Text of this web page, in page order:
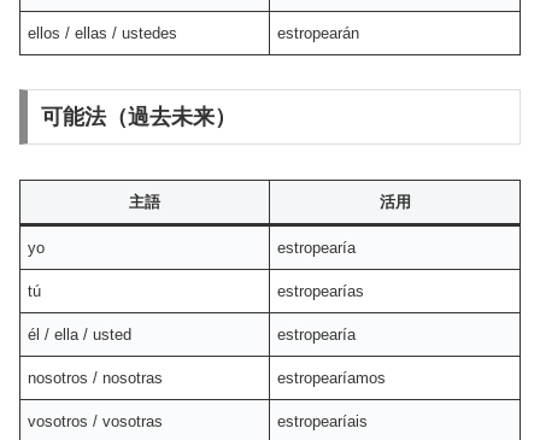
ellos / ellas / ustedes estropearán
可能法（過去未来）
主語 活用
yo estropearía
tú estropearías
él / ella / usted estropearía
nosotros / nosotras estropearíamos
vosotros / vosotras estropearíais